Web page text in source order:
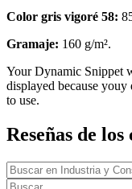
Color gris vigoré 58:
Gramaje: 160 g/m².
Your Dynamic Snippet
displayed because
to use.
Reseñas de los